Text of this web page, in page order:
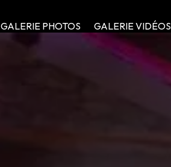
GALERIE PHOTOS GALERIE VIDÉOS